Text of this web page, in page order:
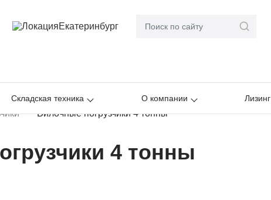
Екатеринбург
Складская техника О компании Лизинг
Вилочные погрузчики 4 тонны
4 тонны